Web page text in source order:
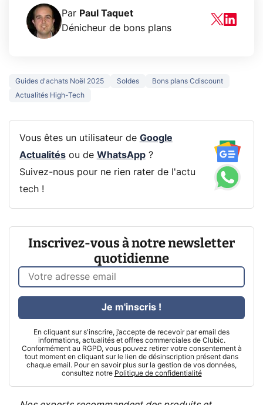
Par Paul Taquet
Dénicheur de bons plans
Guides d'achats Noël 2025 Soldes
Bons plans Cdiscount
Actualités High-Tech
Vous êtes un utilisateur de Google
Actualitésou de WhatsApp?
Suivez-nous pour ne rien rater de l'actu
tech !
Inscrivez-vous à notre newsletter
quotidienne
En cliquant sur s'inscrire, j’accepte de recevoir par email des
informations, actualités et offres commerciales de Clubic.
Conformément au RGPD, vous pouvez retirer votre consentement à
tout moment en cliquant sur le lien de désinscription présent dans
chaque email. Pour en savoir plus sur la gestion de vos données,
consultez notre Politique de confidentialité
Je m'inscris !